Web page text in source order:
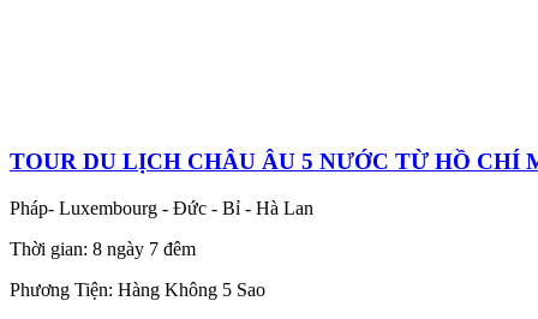
TOUR DU LỊCH CHÂU ÂU 5 NƯỚC TỪ HỒ CHÍ
Pháp- Luxembourg - Đức - Bỉ - Hà Lan
Thời gian: 8 ngày 7 đêm
Phương Tiện: Hàng Không 5 Sao